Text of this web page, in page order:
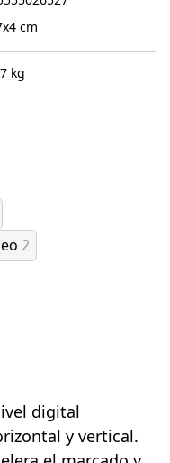
cm
kg
2
digital
y vertical.